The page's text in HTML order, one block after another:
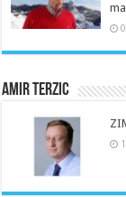
Amir Terzic